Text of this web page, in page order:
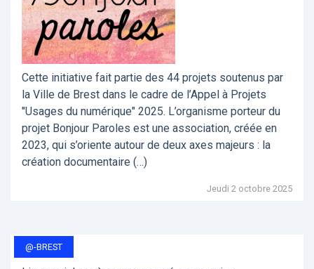
Cette initiative fait partie des 44 projets soutenus par
la Ville de Brest dans le cadre de l’Appel à Projets
"Usages du numérique" 2025. L’organisme porteur du
projet Bonjour Paroles est une association, créée en
2023, qui s’oriente autour de deux axes majeurs : la
création documentaire (…)
Jeudi 2 octobre 2025
@-BREST